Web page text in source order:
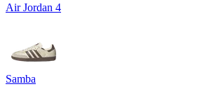
Air Jordan 4
Samba